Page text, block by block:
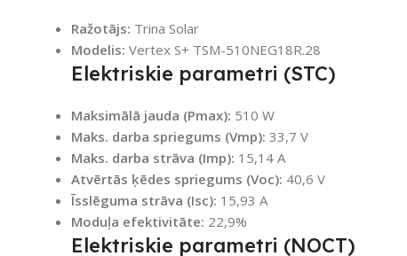
Ražotājs: Trina Solar
Modelis: Vertex S+ TSM-510NEG18R.28
Elektriskie parametri (STC)
Maksimālā jauda (Pmax): 510 W
Maks. darba spriegums (Vmp): 33,7 V
Maks. darba strāva (Imp): 15,14 A
Atvērtās ķēdes spriegums (Voc): 40,6 V
Īsslēguma strāva (Isc): 15,93 A
Moduļa efektivitāte: 22,9%
Elektriskie parametri (NOCT)